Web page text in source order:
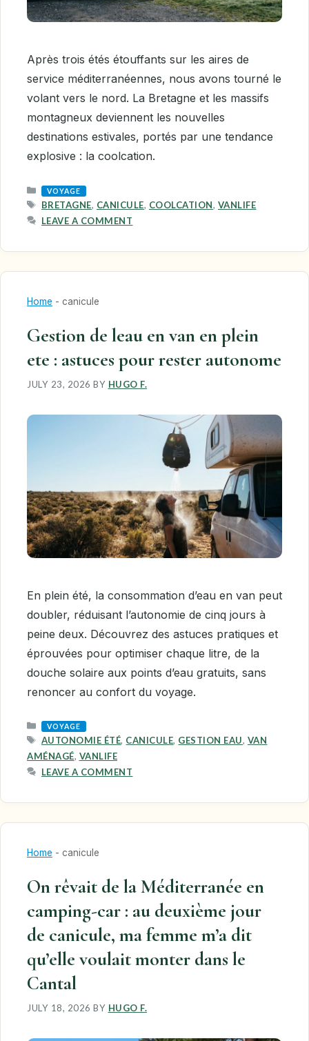
Après trois étés étouffants sur les aires de
service méditerranéennes, nous avons tourné le
volant vers le nord. La Bretagne et les massifs
montagneux deviennent les nouvelles
destinations estivales, portés par une tendance
explosive : la coolcation.
CATEGORIES
VOYAGE
TAGS
BRETAGNE, CANICULE, COOLCATION, VANLIFE
LEAVE A COMMENT
Home - canicule
Gestion de leau en van en plein
ete : astuces pour rester autonome
JULY 23, 2026 BY HUGO F.
En plein été, la consommation d’eau en van peut
doubler, réduisant l’autonomie de cinq jours à
peine deux. Découvrez des astuces pratiques et
éprouvées pour optimiser chaque litre, de la
douche solaire aux points d’eau gratuits, sans
renoncer au confort du voyage.
CATEGORIES
VOYAGE
TAGS
AUTONOMIE ÉTÉ, CANICULE, GESTION EAU, VAN
AMÉNAGÉ, VANLIFE
LEAVE A COMMENT
Home - canicule
On rêvait de la Méditerranée en
camping-car : au deuxième jour
de canicule, ma femme m’a dit
qu’elle voulait monter dans le
Cantal
JULY 18, 2026 BY HUGO F.